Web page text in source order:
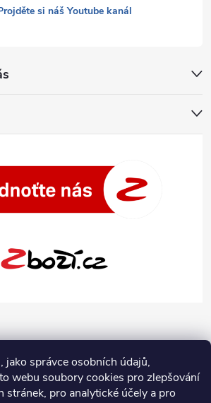
jako správce osobních údajů,
webu soubory cookies pro zlepšování
stránek, pro analytické účely a pro
si náš Youtube kanál